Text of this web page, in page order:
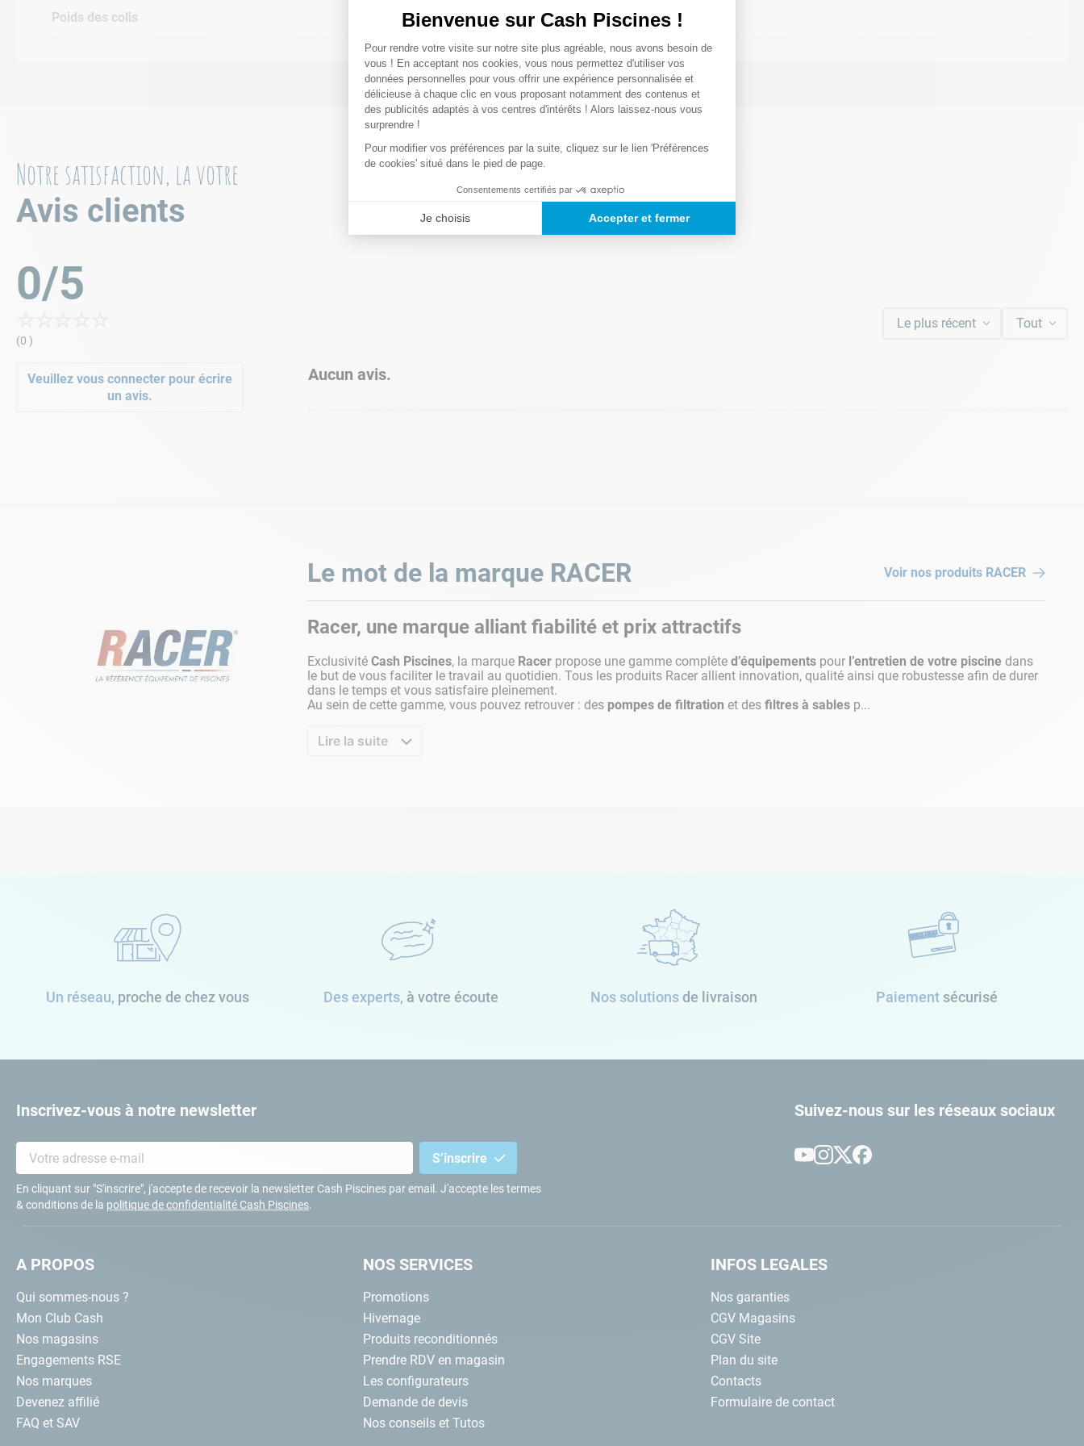
Lire la suite
Poids des colis 1,7 Kg
Notre satisfaction, la votre
Avis clients
0/5
(0 )
Veuillez vous connecter pour écrire
un avis.
Le plus récent Tout
Aucun avis.
Le mot de la marque RACER Voir nos produits RACER
Racer, une marque alliant fiabilité et prix attractifs
Exclusivité Cash Piscines, la marque Racer propose une gamme complète d’équipements pour l’entretien de votre piscine dans
le but de vous faciliter le travail au quotidien. Tous les produits Racer allient innovation, qualité ainsi que robustesse afin de durer
dans le temps et vous satisfaire pleinement.
Au sein de cette gamme, vous pouvez retrouver : des pompes de filtration et des filtres à sables p...
Lire la suite
Un réseau, proche de chez vous Des experts, à votre écoute Nos solutionsde livraison Paiement sécurisé
Inscrivez-vous à notre newsletter
S’inscrire
En cliquant sur "S'inscrire", j'accepte de recevoir la newsletter Cash Piscines par email. J'accepte les termes
& conditions de la politique de confidentialité Cash Piscines.
Suivez-nous sur les réseaux sociaux
A PROPOS
Qui sommes-nous ?
Mon Club Cash
Nos magasins
Engagements RSE
Nos marques
Devenez affilié
FAQ et SAV
NOS SERVICES
Promotions
Hivernage
Produits reconditionnés
Prendre RDV en magasin
Les configurateurs
Demande de devis
Nos conseils et Tutos
INFOS LEGALES
Nos garanties
CGV Magasins
CGV Site
Plan du site
Contacts
Formulaire de contact
Bienvenue sur Cash Piscines !
Plateforme de Gestion du Consentement : Personnalisez vos Options
Pour rendre votre visite sur notre site plus agréable, nous avons besoin de
vous ! En acceptant nos cookies, vous nous permettez d'utiliser vos
données personnelles pour vous offrir une expérience personnalisée et
délicieuse à chaque clic en vous proposant notamment des contenus et
des publicités adaptés à vos centres d'intérêts ! Alors laissez-nous vous
surprendre !
Pour modifier vos préférences par la suite, cliquez sur le lien 'Préférences
de cookies' situé dans le pied de page.
Consentements certifiés par
Je choisis Accepter et fermer
Axeptio consent